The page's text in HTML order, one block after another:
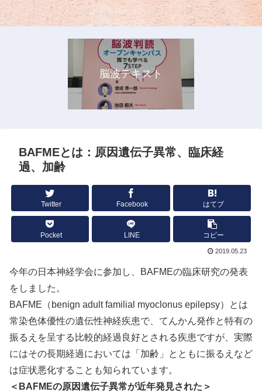
脳波テキスト
BAFMEとは：原因遺伝子異常、臨床経
過、加齢
Twitter Facebook はてブ
Pocket LINE コピー
2019.05.23
今年の日本神経学会に参加し、BAFMEの臨床研究の発表
をしました。
BAFME（benign adult familial myoclonus epilepsy）とは
常染色体優性の遺伝性神経疾患で、てんかん発作と特有の
振るえを呈する比較的経過良好とされる疾患ですが、実際
にはその長期経過においては「加齢」とともに振るえなど
は症状悪化することも知られています。
＜BAFMEの原因遺伝子異常が近年発見された＞